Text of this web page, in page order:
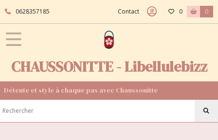
0628357185 Contact 0 0
CHAUSSONITTE - Libellulebizz
Détente et style à chaque pas avec Chaussonitte